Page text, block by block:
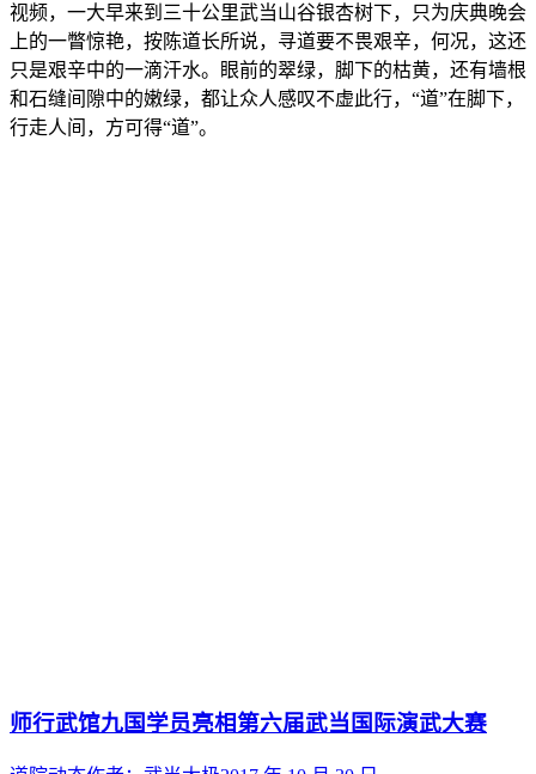
视频，一大早来到三十公里武当山谷银杏树下，只为庆典晚会
上的一瞥惊艳，按陈道长所说，寻道要不畏艰辛，何况，这还
只是艰辛中的一滴汗水。眼前的翠绿，脚下的枯黄，还有墙根
和石缝间隙中的嫩绿，都让众人感叹不虚此行，“道”在脚下，
行走人间，方可得“道”。
师行武馆九国学员亮相第六届武当国际演武大赛